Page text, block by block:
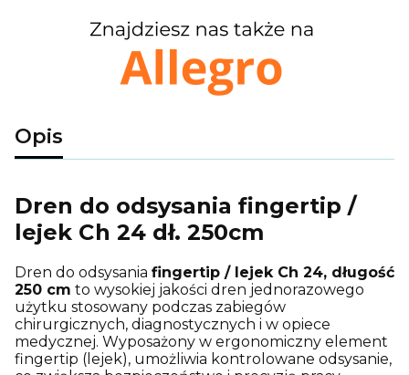
Opis
Dren do odsysania fingertip /
lejek Ch 24 dł. 250cm
Dren do odsysania fingertip / lejek Ch 24, długość
250 cm to wysokiej jakości dren jednorazowego
użytku stosowany podczas zabiegów
chirurgicznych, diagnostycznych i w opiece
medycznej. Wyposażony w ergonomiczny element
fingertip (lejek), umożliwia kontrolowane odsysanie,